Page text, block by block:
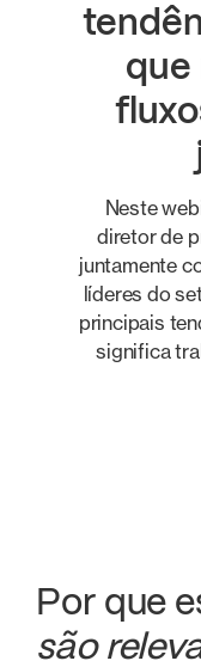
que
Neste
diretor de
juntamente
líderes do
principais
significa
Por que
são